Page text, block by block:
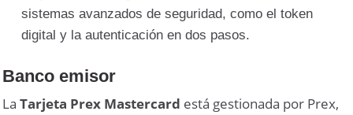
sistemas avanzados de seguridad, como el token
digital y la autenticación en dos pasos.
Banco emisor
LaTarjeta Prex Mastercard está gestionada por Prex,